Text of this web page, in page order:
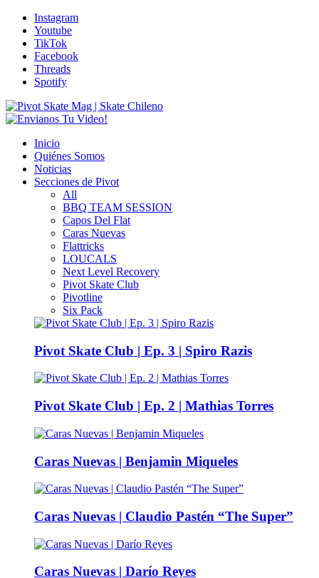
Instagram
Youtube
TikTok
Facebook
Threads
Spotify
Inicio
Quiénes Somos
Noticias
Secciones de Pivot
All
BBQ TEAM SESSION
Capos Del Flat
Caras Nuevas
Flattricks
LOUCALS
Next Level Recovery
Pivot Skate Club
Pivotline
Six Pack
Pivot Skate Club | Ep. 3 | Spiro Razis
Pivot Skate Club | Ep. 2 | Mathias Torres
Caras Nuevas | Benjamin Miqueles
Caras Nuevas | Claudio Pastén “The Super”
Caras Nuevas | Darío Reyes